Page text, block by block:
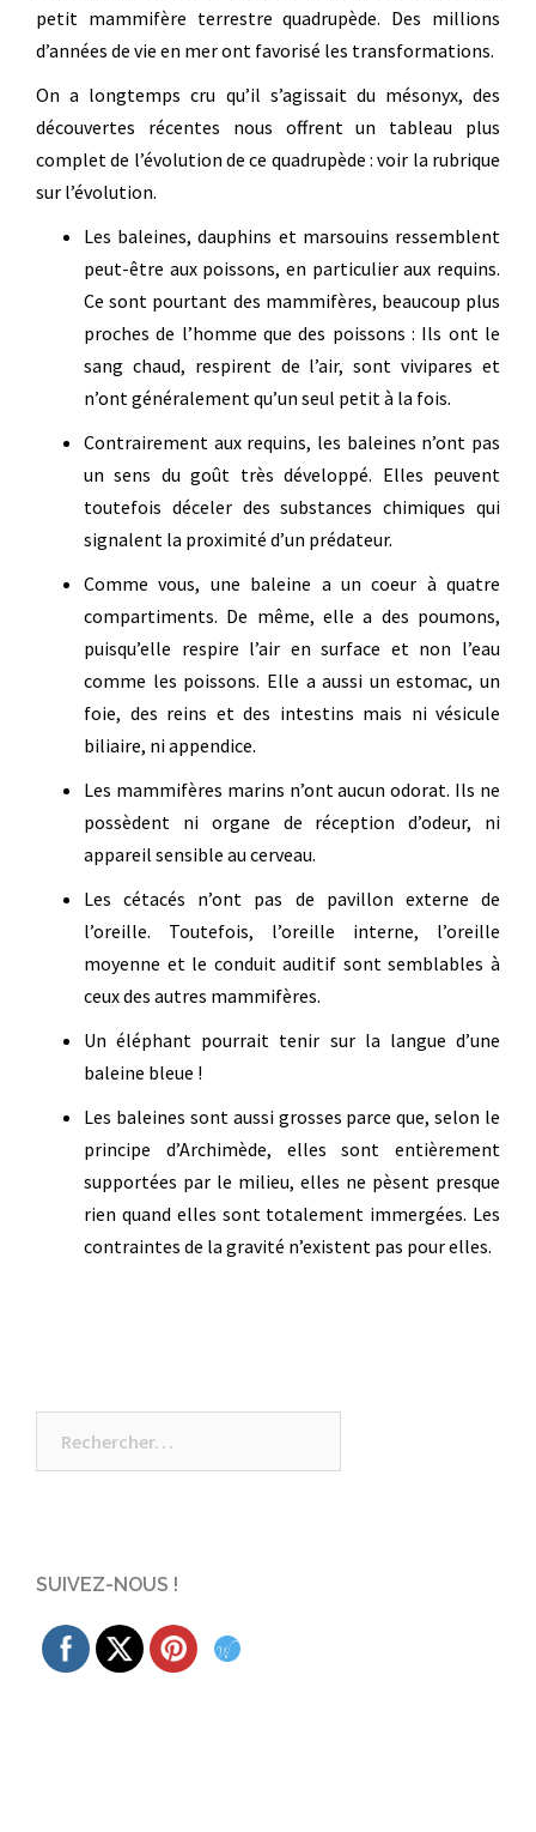
petit mammifère terrestre quadrupède. Des millions
d’années de vie en mer ont favorisé les transformations.
On a longtemps cru qu’il s’agissait du mésonyx, des
découvertes récentes nous offrent un tableau plus
complet de l’évolution de ce quadrupède : voir la rubrique
sur l’évolution.
Les baleines, dauphins et marsouins ressemblent
peut-être aux poissons, en particulier aux requins.
Ce sont pourtant des mammifères, beaucoup plus
proches de l’homme que des poissons : Ils ont le
sang chaud, respirent de l’air, sont vivipares et
n’ont généralement qu’un seul petit à la fois.
Contrairement aux requins, les baleines n’ont pas
un sens du goût très développé. Elles peuvent
toutefois déceler des substances chimiques qui
signalent la proximité d’un prédateur.
Comme vous, une baleine a un coeur à quatre
compartiments. De même, elle a des poumons,
puisqu’elle respire l’air en surface et non l’eau
comme les poissons. Elle a aussi un estomac, un
foie, des reins et des intestins mais ni vésicule
biliaire, ni appendice.
Les mammifères marins n’ont aucun odorat. Ils ne
possèdent ni organe de réception d’odeur, ni
appareil sensible au cerveau.
Les cétacés n’ont pas de pavillon externe de
l’oreille. Toutefois, l’oreille interne, l’oreille
moyenne et le conduit auditif sont semblables à
ceux des autres mammifères.
Un éléphant pourrait tenir sur la langue d’une
baleine bleue !
Les baleines sont aussi grosses parce que, selon le
principe d’Archimède, elles sont entièrement
supportées par le milieu, elles ne pèsent presque
rien quand elles sont totalement immergées. Les
contraintes de la gravité n’existent pas pour elles.
SUIVEZ-NOUS !